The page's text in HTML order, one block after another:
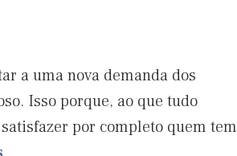
a uma nova demanda dos
Isso porque, ao que tudo
por completo quem tem